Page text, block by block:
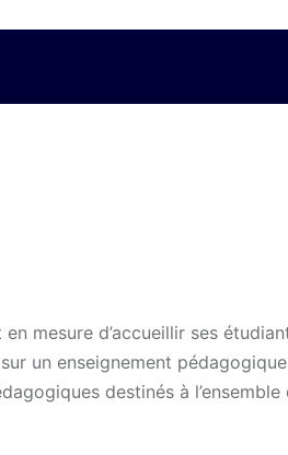
mesure d’accueillir ses
un enseignement pédagogique
destinés à l’ensemble